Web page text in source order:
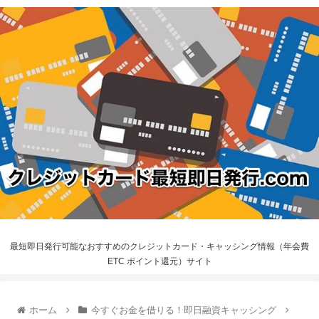
最短即日発行可能なおすすめのクレジットカード・キャッシング情報（年会費
ETC ポイント還元）サイト
ホーム
今すぐお金を借りる！即日融資キャッシング